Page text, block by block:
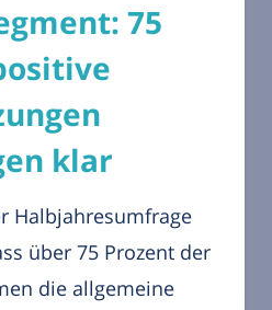
75
klar
Halbjahresumfrage
über 75 Prozent der
die allgemeine